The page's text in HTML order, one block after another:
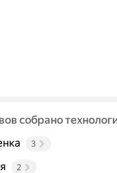
собрано
3
2